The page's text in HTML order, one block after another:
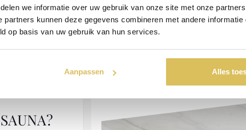
we informatie over uw gebruik van onze site met onze
partners kunnen deze gegevens combineren met andere informatie
op basis van uw gebruik van hun services.
Aanpassen Alles
IDEE?
met de pure